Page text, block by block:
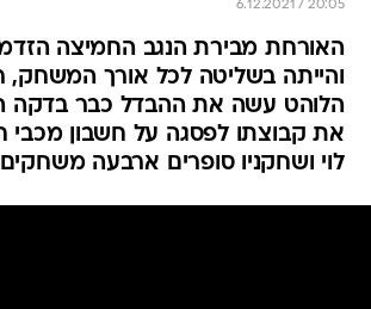
6.12.2021 / 20:05
האורחת מבירת הנגב החמיצה
והייתה בשליטה לכל אורך המשחק,
את קבוצתו לפסגה על חשבון מכבי
לוי ושחקניו סופרים ארבעה משחקים